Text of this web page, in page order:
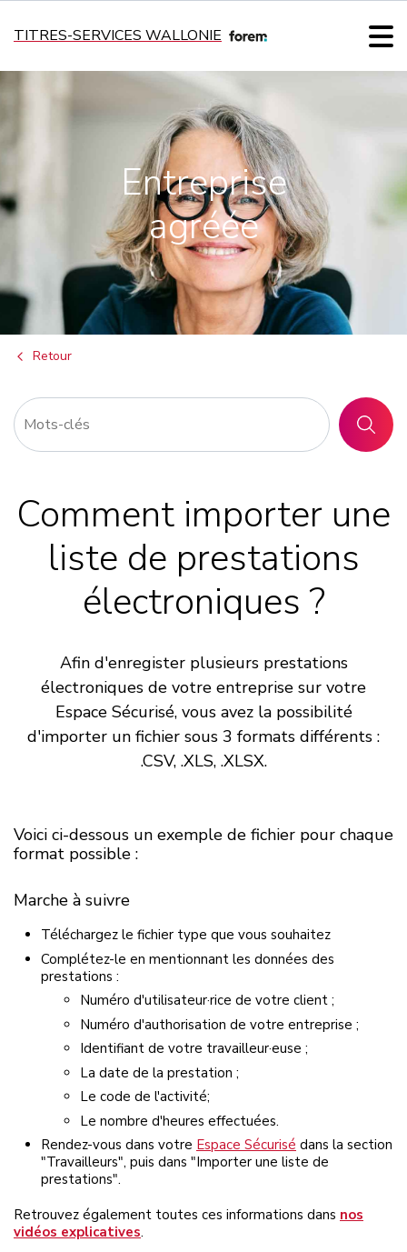
TITRES-SERVICES WALLONIE
Entreprise
agréée
Retour
Comment importer une
liste de prestations
électroniques ?
Afin d'enregister plusieurs prestations
électroniques de votre entreprise sur votre
Espace Sécurisé, vous avez la possibilité
d'importer un fichier sous 3 formats différents :
.CSV, .XLS, .XLSX.
Voici ci-dessous un exemple de fichier pour chaque
format possible :
Marche à suivre
Téléchargez le fichier type que vous souhaitez
Complétez-le en mentionnant les données des
prestations :
Numéro d'utilisateur·rice de votre client ;
Numéro d'authorisation de votre entreprise ;
Identifiant de votre travailleur·euse ;
La date de la prestation ;
Le code de l'activité;
Le nombre d'heures effectuées.
Rendez-vous dans votre Espace Sécurisé dans la section
"Travailleurs", puis dans "Importer une liste de
prestations".
Retrouvez également toutes ces informations dans nos
vidéos explicatives.